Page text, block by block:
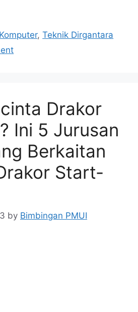
,Teknik Dirgantara
Drakor
Ini 5 Jurusan
Berkaitan
Start-
by Bimbingan PMUI